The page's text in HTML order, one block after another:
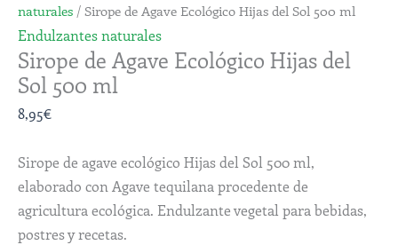
naturales / Sirope de Agave Ecológico Hijas del Sol 500 ml
Endulzantes naturales
Sirope de Agave Ecológico Hijas del
Sol 500 ml
8,95€
Sirope de agave ecológico Hijas del Sol 500 ml,
elaborado con Agave tequilana procedente de
agricultura ecológica. Endulzante vegetal para bebidas,
postres y recetas.